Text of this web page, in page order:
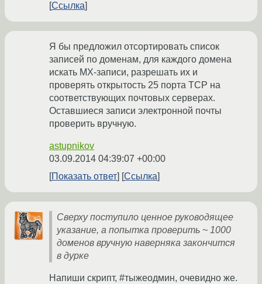
Ссылка
Я бы предложил отсортировать список
записей по доменам, для каждого домена
искать MX-записи, разрешать их и
проверять открытость 25 порта TCP на
соответствующих почтовых серверах.
Оставшиеся записи электронной почты
проверить вручную.
astupnikov
03.09.2014 04:39:07 +00:00
Показать ответ
Ссылка
Сверху поступило ценное руководящее
указание, а попытка проверить ~ 1000
доменов вручную наверняка закончится
в дурке
Напиши скрипт, #тыжеодмин, очевидно же.